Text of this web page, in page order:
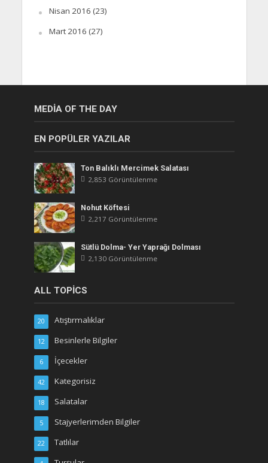
Nisan 2016 (23)
Mart 2016 (27)
MEDIA OF THE DAY
EN POPÜLER YAZILAR
Ton Balıklı Mercimek Salatası
2,853 Görüntülenme
Nohut Köftesi
2,217 Görüntülenme
Sütlü Dolma- Yer Yaprağı Dolması
2,130 Görüntülenme
ALL TOPICS
Atıştırmalıklar
20
Besinlerle Bilgiler
12
İçecekler
6
Kategorisiz
42
Salatalar
18
Stajyerlerimden Bilgiler
5
Tatlılar
22